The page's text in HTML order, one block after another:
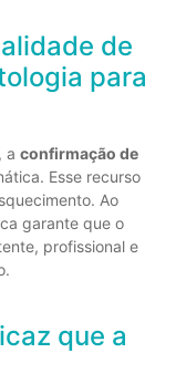
de
para
aconfirmação de
Esse recurso
Ao
garante que o
profissional e
que a